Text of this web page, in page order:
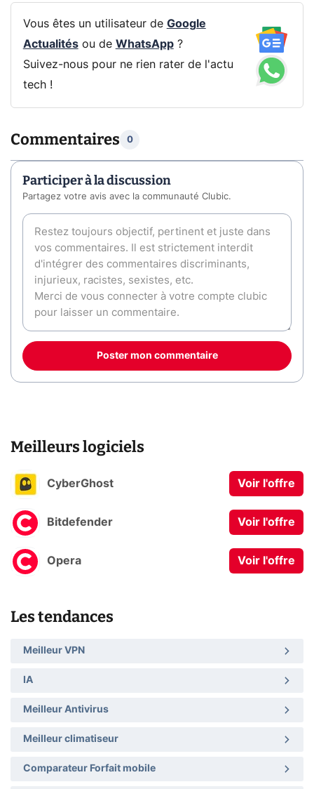
Vous êtes un utilisateur de Google
Actualitésou de WhatsApp?
Suivez-nous pour ne rien rater de l'actu
tech !
Commentaires 0
Participer à la discussion
Partagez votre avis avec la communauté Clubic.
Poster mon commentaire
Meilleurs logiciels
CyberGhost Voir l'offre
Bitdefender Voir l'offre
Opera Voir l'offre
Les tendances
Meilleur VPN
IA
Meilleur Antivirus
Meilleur climatiseur
Comparateur Forfait mobile